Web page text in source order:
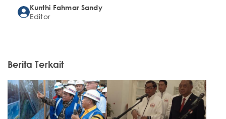
Kunthi Fahmar Sandy
Editor
Berita Terkait